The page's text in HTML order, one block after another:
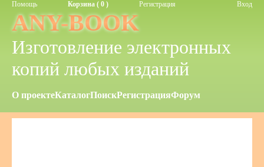
Помощь Корзина ( 0 ) Регистрация Вход
ANY-BOOK
Изготовление электронных
копий любых изданий
О проектеКаталогПоискРегистрацияФорум